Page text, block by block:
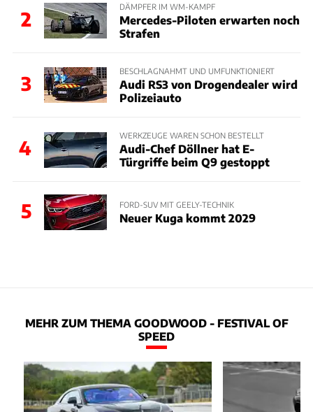
2
DÄMPFER IM WM-KAMPF
Mercedes-Piloten erwarten noch
Strafen
3
BESCHLAGNAHMT UND UMFUNKTIONIERT
Audi RS3 von Drogendealer wird
Polizeiauto
4
WERKZEUGE WAREN SCHON BESTELLT
Audi-Chef Döllner hat E-
Türgriffe beim Q9 gestoppt
5 FORD-SUV MIT GEELY-TECHNIK
Neuer Kuga kommt 2029
MEHR ZUM THEMA GOODWOOD - FESTIVAL OF
SPEED